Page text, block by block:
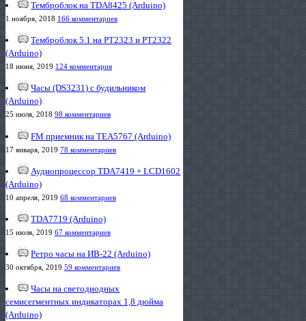
Темброблок на TDA8425 (Arduino)
1 ноября, 2018 166 комментариев
Темброблок 5.1 на PT2323 и PT2322
(Arduino)
18 июня, 2019 124 комментария
Часы (DS3231) с будильником
(Arduino)
25 июля, 2018 98 комментариев
FM приемник на TEA5767 (Arduino)
17 января, 2019 78 комментариев
Аудиопроцессор TDA7419 + LCD1602
(Arduino)
10 апреля, 2019 68 комментариев
TDA7719 (Arduino)
15 июля, 2019 67 комментариев
Ретро часы на ИВ-22 (Arduino)
30 октября, 2019 59 комментариев
Часы на светодиодных
семисегментных индикаторах 1,8 дюйма
(Arduino)